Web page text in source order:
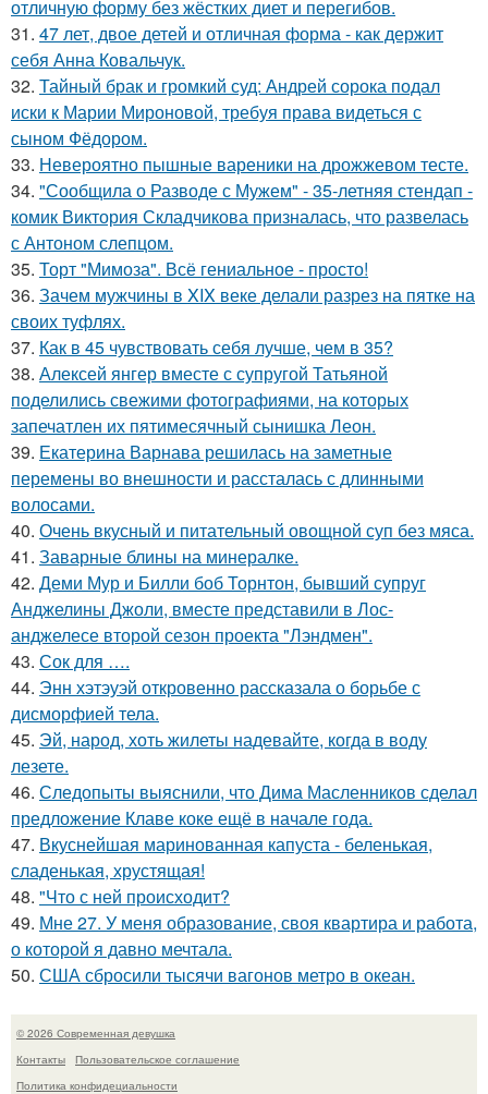
отличную форму без жёстких диет и перегибов.
31. 47 лет, двое детей и отличная форма - как держит
себя Анна Ковальчук.
32. Тайный брак и громкий суд: Андрей сорока подал
иски к Марии Мироновой, требуя права видеться с
сыном Фёдором.
33. Невероятно пышные вареники на дрожжевом тесте.
34. "Сообщила о Разводе с Мужем" - 35-летняя стендап -
комик Виктория Складчикова призналась, что развелась
с Антоном слепцом.
35. Торт "Мимоза". Всё гениальное - просто!
36. Зачем мужчины в XIX веке делали разрез на пятке на
своих туфлях.
37. Как в 45 чувствовать себя лучше, чем в 35?
38. Алексей янгер вместе с супругой Татьяной
поделились свежими фотографиями, на которых
запечатлен их пятимесячный сынишка Леон.
39. Екатерина Варнава решилась на заметные
перемены во внешности и рассталась с длинными
волосами.
40. Очень вкусный и питательный овощной суп без мяса.
41. Заварные блины на минералке.
42. Деми Мур и Билли боб Торнтон, бывший супруг
Анджелины Джоли, вместе представили в Лос-
анджелесе второй сезон проекта "Лэндмен".
43. Сок для ….
44. Энн хэтэуэй откровенно рассказала о борьбе с
дисморфией тела.
45. Эй, народ, хоть жилеты надевайте, когда в воду
лезете.
46. Следопыты выяснили, что Дима Масленников сделал
предложение Клаве коке ещё в начале года.
47. Вкуснейшая маринованная капуста - беленькая,
сладенькая, хрустящая!
48. "Что с ней происходит?
49. Мне 27. У меня образование, своя квартира и работа,
о которой я давно мечтала.
50. США сбросили тысячи вагонов метро в океан.
© 2026 Современная девушка
Контакты
Пользовательское соглашение
Политика конфидециальности